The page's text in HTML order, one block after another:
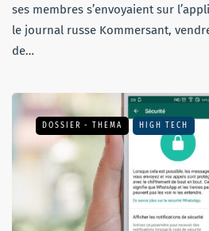
ses membres s’envoyaient sur
le journal russe Kommersant,
de…
DOSSIER - THEMA HIGH TECH